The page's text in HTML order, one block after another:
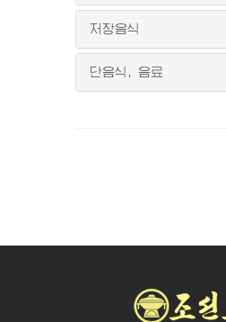
저장음식
단음식, 음료